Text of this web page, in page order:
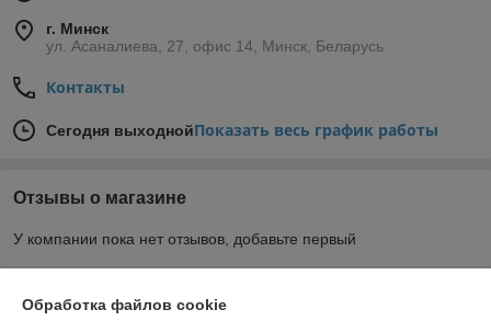
г. Минск
ул. Асаналиева, 27, офис 14, Минск, Беларусь
Контакты
Сегодня выходнойПоказать весь график работы
Отзывы о магазине
У компании пока нет отзывов, добавьте первый
О нас
Обработка файлов cookie